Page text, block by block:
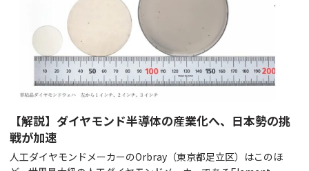
【解説】ダイヤモンド半導体の産業化へ、日本勢の挑
戦が加速
人工ダイヤモンドメーカーのOrbray（東京都足立区）はこのほ